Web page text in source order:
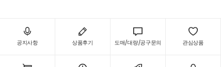
공지사항 상품후기 도매/대량/공구문의 관심상품